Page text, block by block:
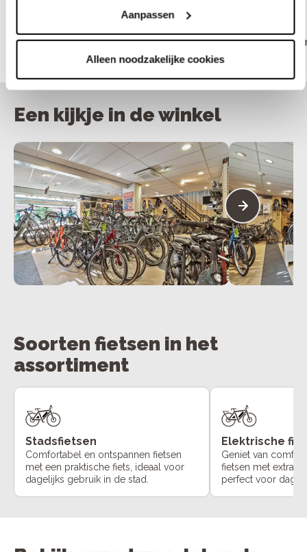
Aanpassen
Alleen noodzakelijke cookies
Een kijkje in de winkel
Soorten fietsen in het
assortiment
Stadsfietsen
Comfortabel en ontspannen fietsen
met een praktische fiets, ideaal voor
dagelijks gebruik in de stad.
Elektrische
Geniet van
fietsen met extra
perfect voor